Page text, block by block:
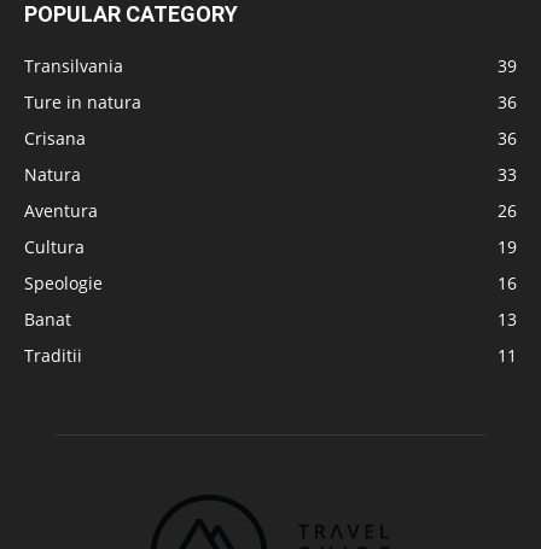
POPULAR CATEGORY
Transilvania
39
Ture in natura
36
Crisana
36
Natura
33
Aventura
26
Cultura
19
Speologie
16
Banat
13
Traditii
11